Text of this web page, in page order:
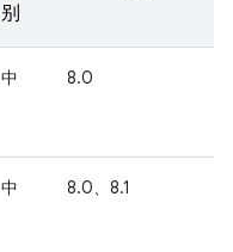
别
中 8.0
中 8.0、8.1